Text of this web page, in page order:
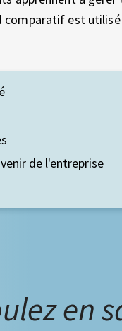
est utilisé
de l'entreprise
en